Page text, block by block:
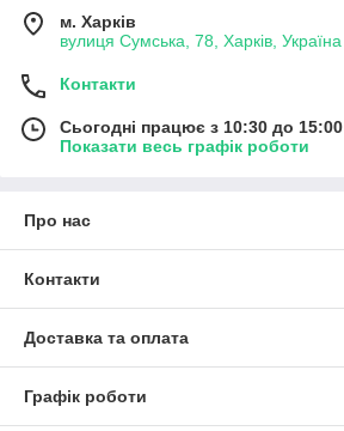
м. Харків
вулиця Сумська, 78, Харків, Україна
Контакти
Сьогодні працює з 10:30 до 15:00
Показати весь графік роботи
Про нас
Контакти
Доставка та оплата
Графік роботи